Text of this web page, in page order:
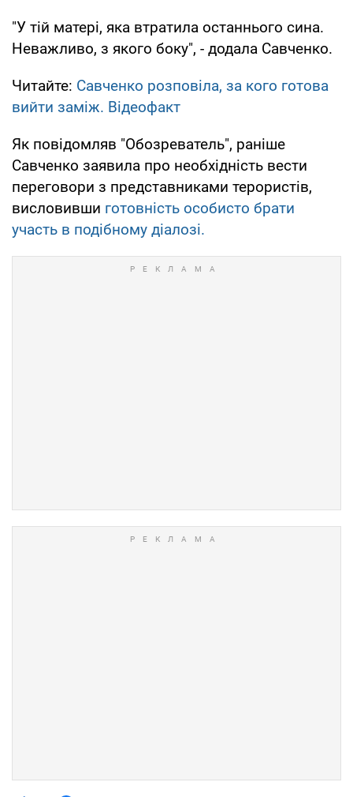
"У тій матері, яка втратила останнього сина.
Неважливо, з якого боку", - додала Савченко.
Читайте: Савченко розповіла, за кого готова
вийти заміж. Відеофакт
Як повідомляв "Обозреватель", раніше
Савченко заявила про необхідність вести
переговори з представниками терористів,
висловивши готовність особисто брати
участь в подібному діалозі.